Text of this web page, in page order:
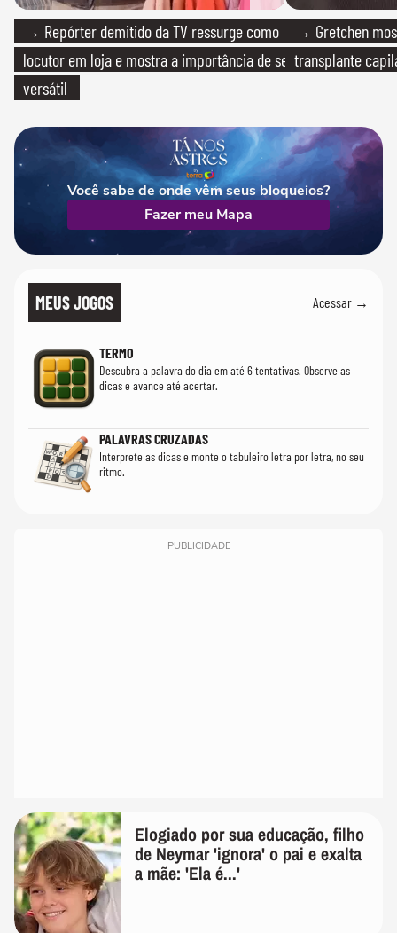
→ Repórter demitido da TV ressurge como
locutor em loja e mostra a importância de ser
versátil
→ Gretchen
transplante
Você sabe de onde vêm seus bloqueios?
Fazer meu Mapa
MEUS JOGOS Acessar →
TERMO
Descubra a palavra do dia em até 6 tentativas. Observe as
dicas e avance até acertar.
PALAVRAS CRUZADAS
Interprete as dicas e monte o tabuleiro letra por letra, no seu
ritmo.
PUBLICIDADE
Elogiado por sua educação, filho
de Neymar 'ignora' o pai e exalta
a mãe: 'Ela é...'